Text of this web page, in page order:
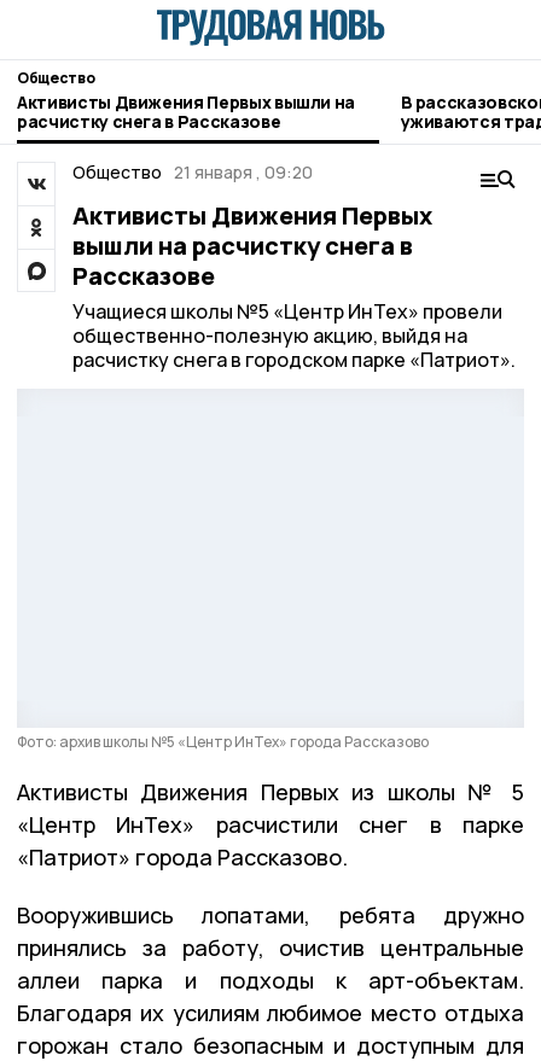
Общество
Активисты Движения Первых вышли на
расчистку снега в Рассказове
В рассказовской семье мирно
уживаются
чеченцев
Общество 21 января , 09:20
Активисты Движения Первых
вышли на расчистку снега в
Рассказове
Учащиеся школы №5 «Центр ИнТех» провели
общественно-полезную акцию, выйдя на
расчистку снега в городском парке «Патриот».
Фото: архив школы №5 «Центр ИнТех» города Рассказово
Активисты Движения Первых из школы № 5
«Центр ИнТех» расчистили снег в парке
«Патриот» города Рассказово.
Вооружившись лопатами, ребята дружно
принялись за работу, очистив центральные
аллеи парка и подходы к арт-объектам.
Благодаря их усилиям любимое место отдыха
горожан стало безопасным и доступным для